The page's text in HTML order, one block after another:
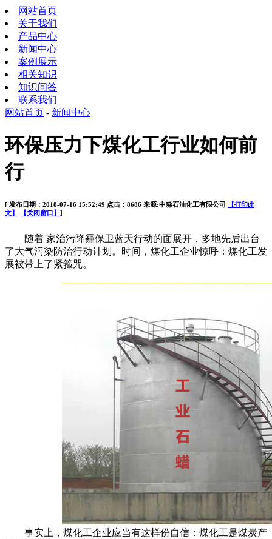
网站首页
关于我们
产品中心
新闻中心
案例展示
相关知识
知识问答
联系我们
网站首页 - 新闻中心
环保压力下煤化工行业如何前
行
[ 发布日期：2018-07-16 15:52:49 点击：8686 来源:中淼石油化工有限公司
【打印此
文】
【关闭窗口】 ]
随着 家治污降霾保卫蓝天行动的面展开，多地先后出台
了大气污染防治行动计划。时间，煤化工企业惊呼：煤化工发
展被带上了紧箍咒。
事实上，煤化工企业应当有这样份自信：煤化工是煤炭产